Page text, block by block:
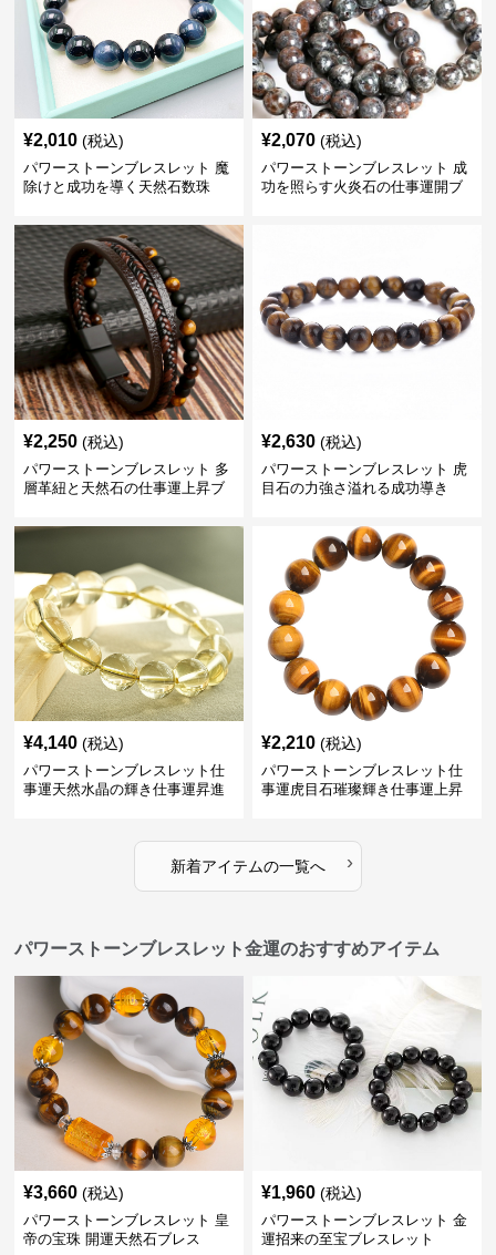
¥2,010 (税込)
パワーストーンブレスレット 魔
除けと成功を導く天然石数珠
¥2,070 (税込)
パワーストーンブレスレット 成
功を照らす火炎石の仕事運開ブ
¥2,250 (税込)
パワーストーンブレスレット 多
層革紐と天然石の仕事運上昇ブ
¥2,630 (税込)
パワーストーンブレスレット 虎
目石の力強さ溢れる成功導き
¥4,140 (税込)
パワーストーンブレスレット仕
事運天然水晶の輝き仕事運昇進
¥2,210 (税込)
パワーストーンブレスレット仕
事運虎目石璀璨輝き仕事運上昇
新着アイテムの一覧へ ›
パワーストーンブレスレット金運のおすすめアイテム
¥3,660 (税込)
パワーストーンブレスレット 皇
帝の宝珠 開運天然石ブレス
¥1,960 (税込)
パワーストーンブレスレット 金
運招来の至宝ブレスレット